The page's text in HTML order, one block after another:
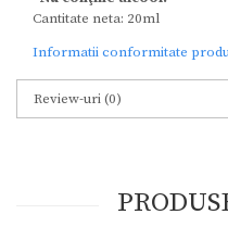
Cantitate neta: 20ml
Informatii conformitate
Review-uri(0)